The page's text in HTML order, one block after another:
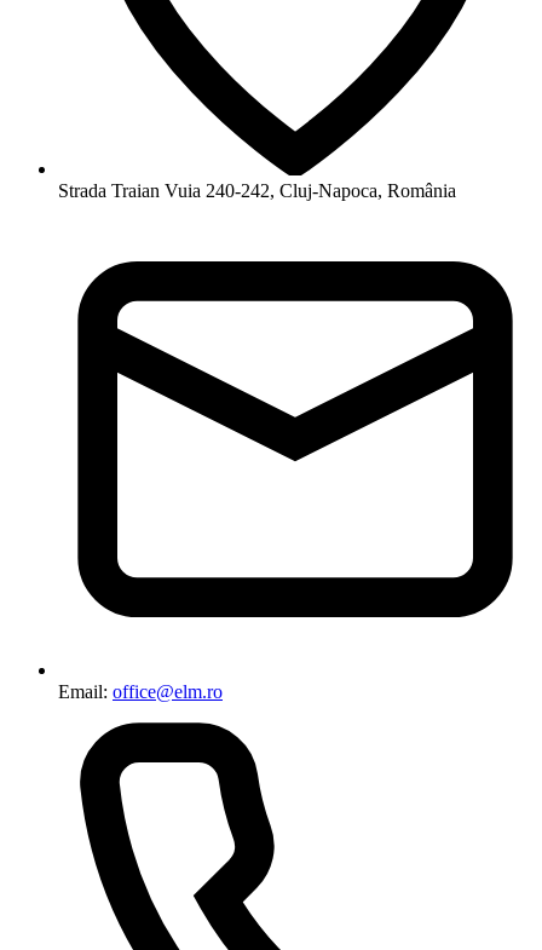
Strada Traian Vuia 240-242, Cluj-Napoca, România
Email: office@elm.ro